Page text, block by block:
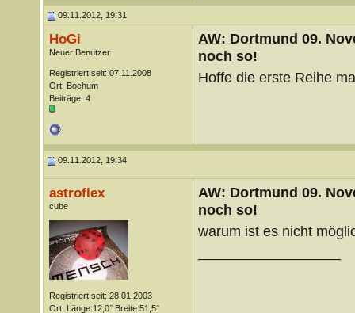
09.11.2012, 19:31
HoGi
Neuer Benutzer
Registriert seit: 07.11.2008
Ort: Bochum
Beiträge: 4
AW: Dortmund 09.
noch so!
Hoffe die erste Reihe
09.11.2012, 19:34
astroflex
cube
Registriert seit: 28.01.2003
Ort: Länge:12,0° Breite:51,5°
AW: Dortmund 09.
noch so!
warum ist es nicht